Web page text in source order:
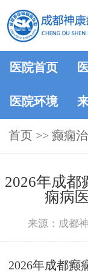
医院首页
医院环境
首页 >> 癫痫
2026年成都
痫病
来源：成都
2026年成都癫